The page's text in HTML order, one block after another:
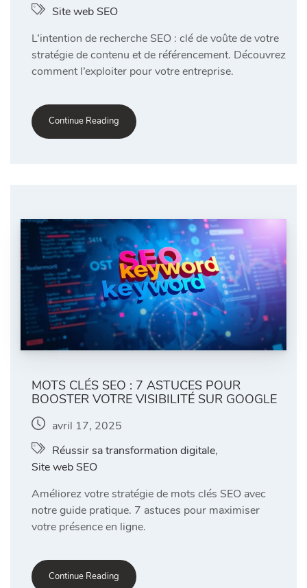
Site web SEO
L’intention de recherche SEO : clé de voûte de votre
stratégie de contenu et de référencement. Découvrez
comment l’exploiter pour votre entreprise.
Continue Reading
MOTS CLÉS SEO : 7 ASTUCES POUR
BOOSTER VOTRE VISIBILITÉ SUR GOOGLE
avril 17, 2025
Réussir sa transformation digitale,
Site web SEO
Améliorez votre stratégie de mots clés SEO avec
notre guide pratique. 7 astuces pour maximiser
votre présence en ligne.
Continue Reading